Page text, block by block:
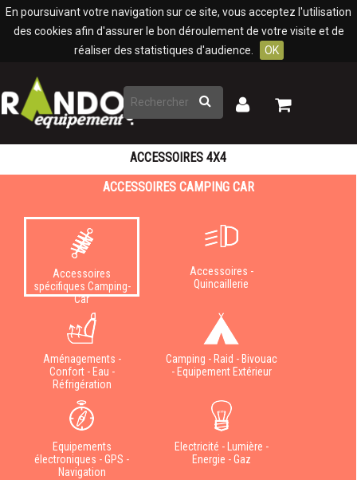
En poursuivant votre navigation sur ce site, vous acceptez l'utilisation
des cookies afin d'assurer le bon déroulement de votre visite et de
réaliser des statistiques d'audience.
OK
Rechercher
Mon
Mon
ACCESSOIRES 4X4
ACCESSOIRES CAMPING CAR
Accessoires
spécifiques Camping-
Car
Accessoires -
Quincaillerie
Aménagements -
Confort - Eau -
Réfrigération
Camping - Raid - Bivouac
- Equipement Extérieur
Equipements
électroniques - GPS -
Navigation
Electricité - Lumière -
Energie - Gaz
Panneau de gestion des cookies